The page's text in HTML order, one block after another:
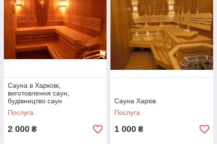
Сауна в Харкові,
виготовлення саун,
будівництво саун
Послуга
2 000 ₴
Сауна Харків
Послуга
1 000 ₴